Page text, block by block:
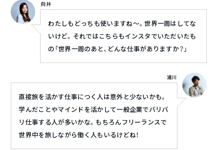
向井
わたしもどっちも使いますね〜。世界一周はしてな
いけど。それではこちらもインスタでいただいたも
の「世界一周のあと、どんな仕事がありますか？」
直接旅を活かす仕事につく人は意外と少ないかも。
学んだことやマインドを活かして一般企業でバリバ
リ仕事する人が多いかな。もちろんフリーランスで
世界中を旅しながら働く人もいるけどね！
浦川